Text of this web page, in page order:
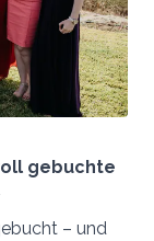
gebuchte
– und